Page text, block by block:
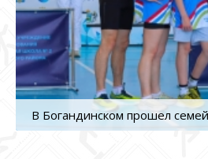
В Богандинском прошел